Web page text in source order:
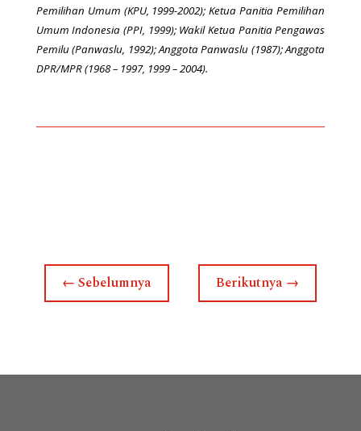
Pemilihan Umum (KPU, 1999-2002); Ketua Panitia Pemilihan
Umum Indonesia (PPI, 1999); Wakil Ketua Panitia Pengawas
Pemilu (Panwaslu, 1992); Anggota Panwaslu (1987); Anggota
DPR/MPR (1968 – 1997, 1999 – 2004).
← Sebelumnya Berikutnya →